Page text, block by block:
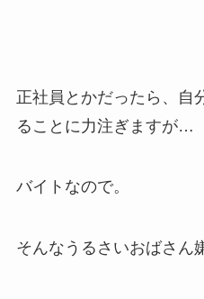
正社員とかだったら、自
ることに力注ぎますが…
バイトなので。
そんなうるさいおばさん